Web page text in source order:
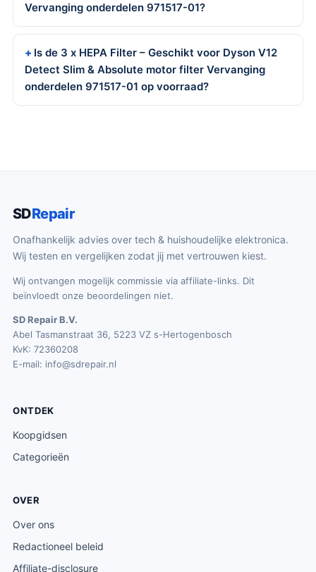
Vervanging onderdelen 971517-01?
Is de 3 x HEPA Filter – Geschikt voor Dyson V12
Detect Slim & Absolute motor filter Vervanging
onderdelen 971517-01 op voorraad?
SDRepair
Onafhankelijk advies over tech & huishoudelijke elektronica.
Wij testen en vergelijken zodat jij met vertrouwen kiest.
Wij ontvangen mogelijk commissie via affiliate-links. Dit
beïnvloedt onze beoordelingen niet.
SD Repair B.V.
Abel Tasmanstraat 36, 5223 VZ s-Hertogenbosch
KvK: 72360208
E-mail: info@sdrepair.nl
ONTDEK
Koopgidsen
Categorieën
OVER
Over ons
Redactioneel beleid
Affiliate-disclosure